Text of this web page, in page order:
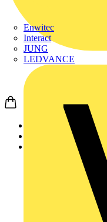
Enwitec
Interact
JUNG
LEDVANCE
Aufzeichnung